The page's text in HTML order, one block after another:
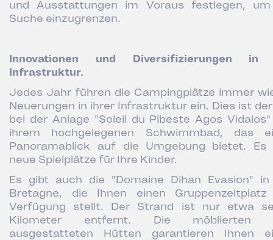
und Ausstattungen im Voraus festlegen,
Suche einzugrenzen.
Innovationen und Diversifizierungen in
Infrastruktur.
Jedes Jahr führen die Campingplätze immer
Neuerungen in ihrer Infrastruktur ein. Dies ist
bei der Anlage "Soleil du Pibeste Agos
ihrem hochgelegenen Schwimmbad, das
Panoramablick auf die Umgebung bietet. Es
neue Spielplätze für Ihre Kinder.
Es gibt auch die "Domaine Dihan Evasion"
Bretagne, die Ihnen einen
Verfügung stellt. Der Strand ist nur etwa
Kilometer entfernt. Die möblierten
ausgestatteten Hütten garantieren Ihnen